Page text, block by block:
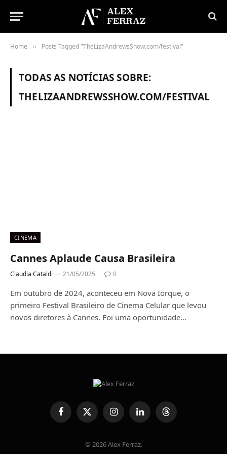
Home » Posts Tagged "TheLizaAndrewsShow.com/festival"
TODAS AS NOTÍCIAS SOBRE:
THELIZAANDREWSSHOW.COM/FESTIVAL
CINEMA
Cannes Aplaude Causa Brasileira
Claudia Cataldi 21/05/2025 0
Em outubro de 2024, aconteceu em Nova Iorque, o
primeiro Festival Brasileiro de Cinema Celular que levou
novos diretores à Cannes. Foi uma oportunidade…
FacebookX
(Twitter)
InstagramLinkedInThreads
© 2026 Alex Ferraz.